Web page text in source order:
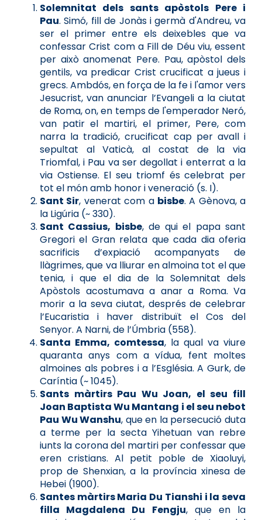
Solemnitat dels sants apòstols Pere i
Pau. Simó, fill de Jonàs i germà d'Andreu, va
ser el primer entre els deixebles que va
confessar Crist com a Fill de Déu viu, essent
per això anomenat Pere. Pau, apòstol dels
gentils, va predicar Crist crucificat a jueus i
grecs. Ambdós, en força de la fe i l'amor vers
Jesucrist, van anunciar l’Evangeli a la ciutat
de Roma, on, en temps de l'emperador Neró,
van patir el martiri, el primer, Pere, com
narra la tradició, crucificat cap per avall i
sepultat al Vaticà, al costat de la via
Triomfal, i Pau va ser degollat i enterrat a la
via Ostiense. El seu triomf és celebrat per
tot el món amb honor i veneració (s. I).
Sant Sir, venerat com a bisbe. A Gènova, a
la Ligúria (~ 330).
Sant Cassius, bisbe, de qui el papa sant
Gregori el Gran relata que cada dia oferia
sacrificis d’expiació acompanyats de
llàgrimes, que va lliurar en almoina tot el que
tenia, i que el dia de la Solemnitat dels
Apòstols acostumava a anar a Roma. Va
morir a la seva ciutat, després de celebrar
l’Eucaristia i haver distribuït el Cos del
Senyor. A Narni, de l’Úmbria (558).
Santa Emma, comtessa, la qual va viure
quaranta anys com a vídua, fent moltes
almoines als pobres i a l’Església. A Gurk, de
Caríntia (~ 1045).
Sants màrtirs Pau Wu Joan, el seu fill
Joan Baptista Wu Mantang i el seu nebot
Pau Wu Wanshu, que en la persecució duta
a terme per la secta Yihetuan van rebre
iunts la corona del martiri per confessar que
eren cristians. Al petit poble de Xiaoluyi,
prop de Shenxian, a la província xinesa de
Hebei (1900).
Santes màrtirs Maria Du Tianshi i la seva
filla Magdalena Du Fengju, que en la